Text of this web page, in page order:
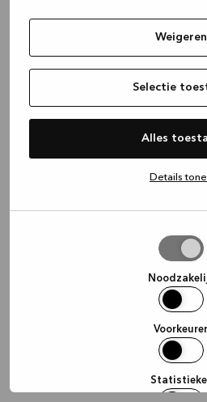
Weigeren
Selectie
Alles
Details
(see the